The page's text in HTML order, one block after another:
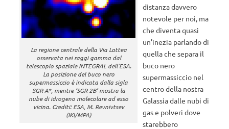
La regione centrale della Via Lattea
osservata nei raggi gamma dal
telescopio spaziale INTEGRAL dell’ESA.
La posizione del buco nero
supermassiccio è indicata dalla sigla
SGR A*, mentre ‘SGR 2B’ mostra la
nube di idrogeno molecolare ad esso
vicina. Crediti: ESA, M. Revnivtsev
(IKI/MPA)
distanza davvero
notevole per noi, ma
che diventa quasi
un’inezia parlando di
quella che separa il
buco nero
supermassiccio nel
centro della nostra
Galassia dalle nubi di
gas e polveri dove
starebbero